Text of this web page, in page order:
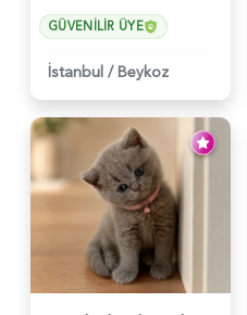
GÜVENILIR ÜYE
İstanbul / Beykoz